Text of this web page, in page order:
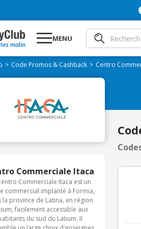
MENU
Code Promos & Cashback Centro
Commerciale Itaca
Commerciale Itaca est un
commercial implanté à Formia,
la province de Latina, en région
facilement accessible aux
du sud du Latium. Il